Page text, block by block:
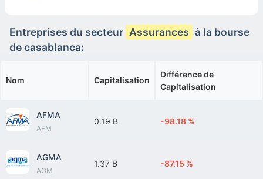
Entreprises du secteur Assurances à la bourse
de casablanca:
Nom Capitalisation
Différence de
Capitalisation
AFMA
AFM
0.19 B -98.18 %
AGMA
AGM
1.37 B -87.15 %